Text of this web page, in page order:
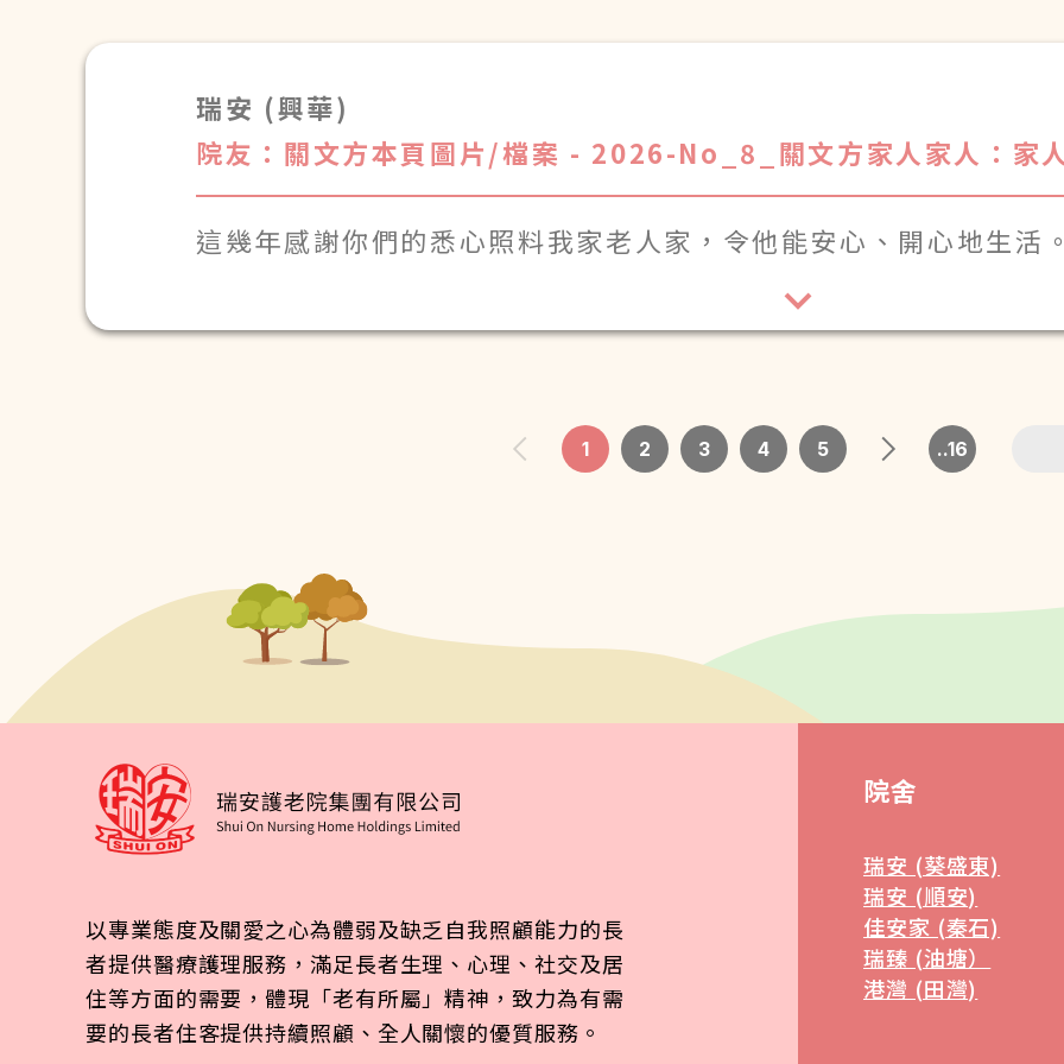
瑞安 (興華)
院友：關文方本頁圖片/檔案 - 2026-No_8_關文方家人家人：家
這幾年感謝你們的悉心照料我家老 人家，令他能安心、開心地生活
1 2 3 4 5 ..16
以專業態度及關愛之心為體弱及缺乏自我照顧能力的長
者提供醫療護理服務，滿足長者生理、心理、社交及居
住等方面的需要，體現「老有所屬」精神，致力為有需
要的長者住客提供持續照顧、全人關懷的優質服務。
院舍
瑞安 (葵盛東)
瑞安 (順安)
佳安家 (秦石)
瑞臻 (油塘）
港灣 (田灣)